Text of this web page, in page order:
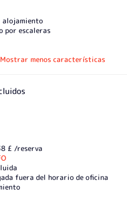
alojamiento
por escaleras
Mostrar menos características
£ /reserva
fuera del horario de oficina